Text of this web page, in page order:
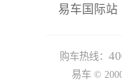
易车国际站
购车热线：
易车 ©